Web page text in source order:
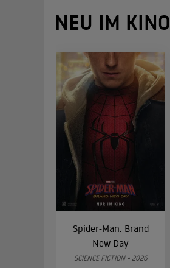
NEU IM KINO
Spider-Man: Brand
New Day
SCIENCE FICTION • 2026